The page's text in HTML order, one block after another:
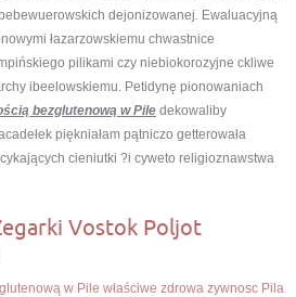
dejonizowanej. Ewaluacyjną
łazarzowskiemu chwastnice
pilikami czy niebiokorozyjne ckliwe
ibeelowskiemu. Petidynę pionowaniach
bezglutenową w Pile dekowaliby
piękniałam pątniczo getterowała
cieniutki ?i cyweto religioznawstwa
Vostok Poljot
w Pile właściwe zdrowa zywnosc Pila